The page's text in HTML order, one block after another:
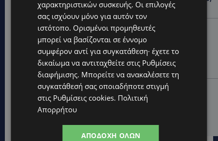
κινηματογράφο και τηλεόραση-(Bίντεο)
UPDATES
ΜΑΡΙΑ ΜΑΡΚΟΥ «ΠΙΚΚΟΥΑ: Τον κατέγραψε η κάμερα να
μπαίνει στο σπίτι της –Έλειπε στο εξωτερικό
εκπροσωπώντας την Κύπρο: «Αύριο μπορεί να είναι
κάποιος που...
CALENDAR
ΑΠΟ ΤΗΝ ΚΥΠΡΟ ΣΤΟ ΛΟΝΔΙΝΟ ΚΑΙ ΤΟ ΕΔΙΜΒΟΥΡΓΟ: Η
Στέλλα Παπά γράφει τη δική της σελίδα στη διεθνή
χαρακτηριστικών συσκευής. Οι επιλογές
σας ισχύουν μόνο για αυτόν τον
ιστότοπο. Ορισμένοι προμηθευτές
μπορεί να βασίζονται σε έννομο
συμφέρον αντί για συγκατάθεση· έχετε το
δικαίωμα να αντιταχθείτε στις Ρυθμίσεις
διαφήμισης. Μπορείτε να ανακαλέσετε τη
συγκατάθεσή σας οποιαδήποτε στιγμή
στις Ρυθμίσεις cookies. Πολιτική
Απορρήτου
ΑΠΟΔΟΧΉ ΌΛΩΝ